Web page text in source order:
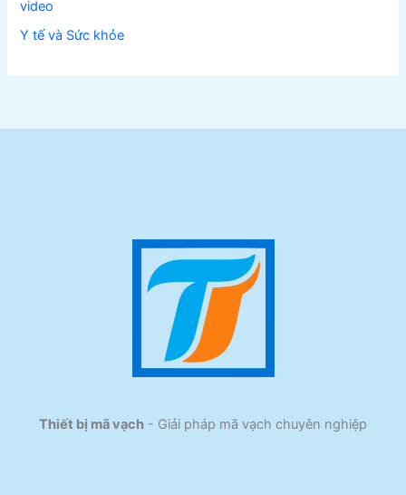
video
Y tế và Sức khỏe
Thiết bị mã vạch - Giải pháp mã vạch chuyên nghiệp